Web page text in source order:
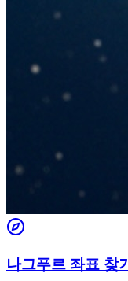
나그푸르 좌표 찾기